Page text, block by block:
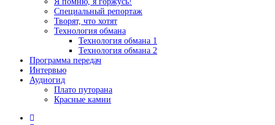
Специальный репортаж
Творят, что хотят
Технология обмана
Технология обмана 1
Технология обмана 2
Программа передач
Интервью
Аудиогид
Плато путорана
Красные камни